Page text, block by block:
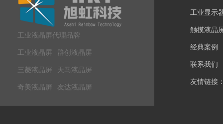
工业液晶屏代理品牌
工业液晶屏 群创液晶屏
三菱液晶屏 天马液晶屏
奇美液晶屏 友达液晶屏
工业显示
触摸液晶
经典案例
联系我们
友情链接